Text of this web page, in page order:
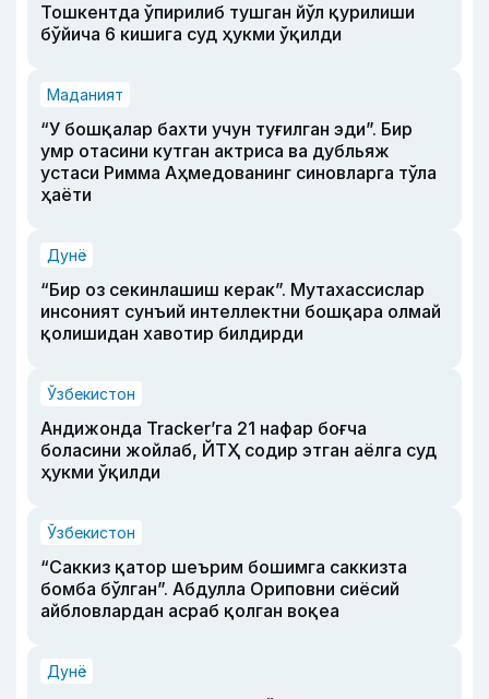
Тошкентда ўпирилиб тушган йўл қурилиши
бўйича 6 кишига суд ҳукми ўқилди
Маданият
“У бошқалар бахти учун туғилган эди”. Бир
умр отасини кутган актриса ва дубльяж
устаси Римма Аҳмедованинг синовларга тўла
ҳаёти
Дунё
“Бир оз секинлашиш керак”. Мутахассислар
инсоният сунъий интеллектни бошқара олмай
қолишидан хавотир билдирди
Ўзбекистон
Андижонда Tracker’га 21 нафар боғча
боласини жойлаб, ЙТҲ содир этган аёлга суд
ҳукми ўқилди
Ўзбекистон
“Саккиз қатор шеърим бошимга саккизта
бомба бўлган”. Абдулла Ориповни сиёсий
айбловлардан асраб қолган воқеа
Дунё